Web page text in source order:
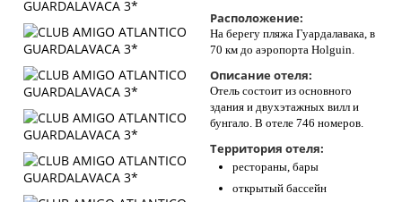
Расположение:
На берегу пляжа Гуардалавака, в
70 км до аэропорта Holguin.
Описание отеля:
Отель состоит из основного
здания и двухэтажных вилл и
бунгало. В отеле 746 номеров.
Территория отеля:
рестораны, бары
открытый бассейн